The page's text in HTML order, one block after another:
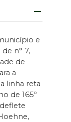
e
n° 7,
de
a
linha reta
de 165º